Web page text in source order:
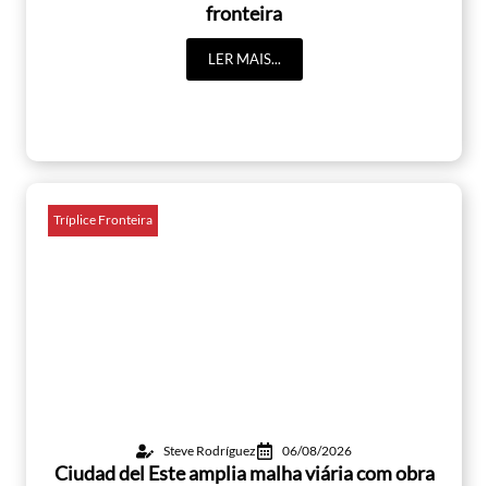
fronteira
LER MAIS...
Tríplice Fronteira
Steve Rodríguez 06/08/2026
Ciudad del Este amplia malha viária com obra